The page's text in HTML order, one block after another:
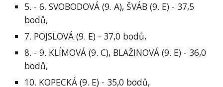
5. - 6. SVOBODOVÁ (9. A), ŠVÁB (9. E) - 37,5
bodů,
7. POJSLOVÁ (9. E) - 37,0 bodů,
8. - 9. KLÍMOVÁ (9. C), BLAŽINOVÁ (9. E) - 36,0
bodů,
10. KOPECKÁ (9. E) - 35,0 bodů,